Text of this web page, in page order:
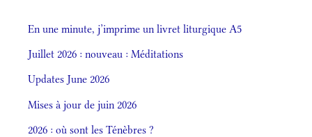
En une minute, j’imprime un livret liturgique A5
Juillet 2026 : nouveau : Méditations
Updates June 2026
Mises à jour de juin 2026
2026 : où sont les Ténèbres ?